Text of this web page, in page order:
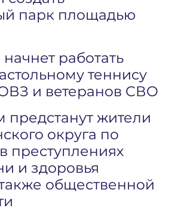
парк площадью
работать
теннису
и ветеранов СВО
предстанут жители
округа по
преступлениях
и здоровья
общественной